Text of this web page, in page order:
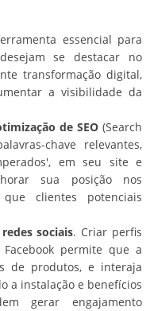
essencial para
se destacar no
transformação digital,
a visibilidade da
de SEO(Search
chave relevantes,
em seu site e
sua posição nos
clientes potenciais
redes sociais. Criar perfis
permite que a
de produtos, e interaja
a instalação e benefícios
gerar engajamento